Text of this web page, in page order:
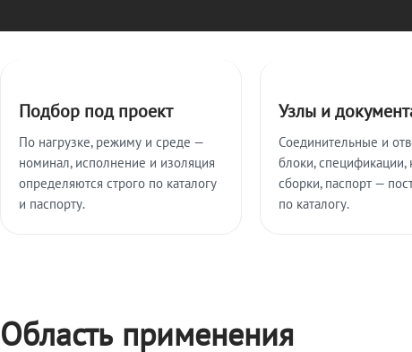
Подбор под проект
По нагрузке, режиму и среде —
номинал, исполнение и изоляция
определяются строго по каталогу
и паспорту.
Узлы и
Соединительные и
блоки, спецификации,
сборки, паспорт —
по каталогу.
Область применения